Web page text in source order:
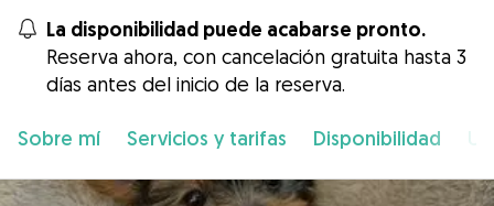
La disponibilidad puede acabarse pronto.
Reserva ahora, con cancelación gratuita hasta 3
días antes del inicio de la reserva.
Sobre mí Servicios y tarifas Disponibilidad